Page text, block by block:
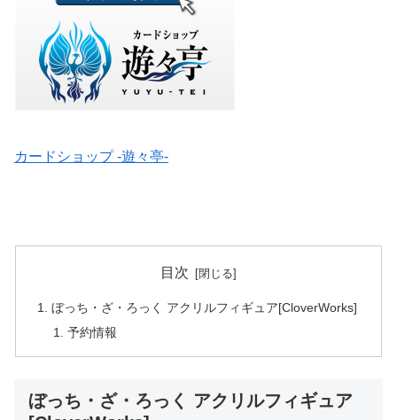
カードショップ -遊々亭-
目次
ぼっち・ざ・ろっく アクリルフィギュア[CloverWorks]
予約情報
ぼっち・ざ・ろっく アクリルフィギュア